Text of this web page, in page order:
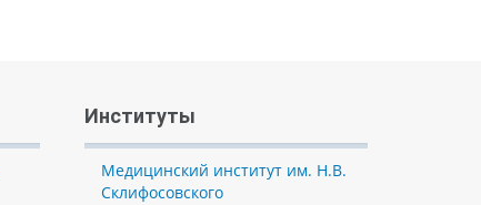
Институты
Медицинский институт им. Н.В.
Склифосовского